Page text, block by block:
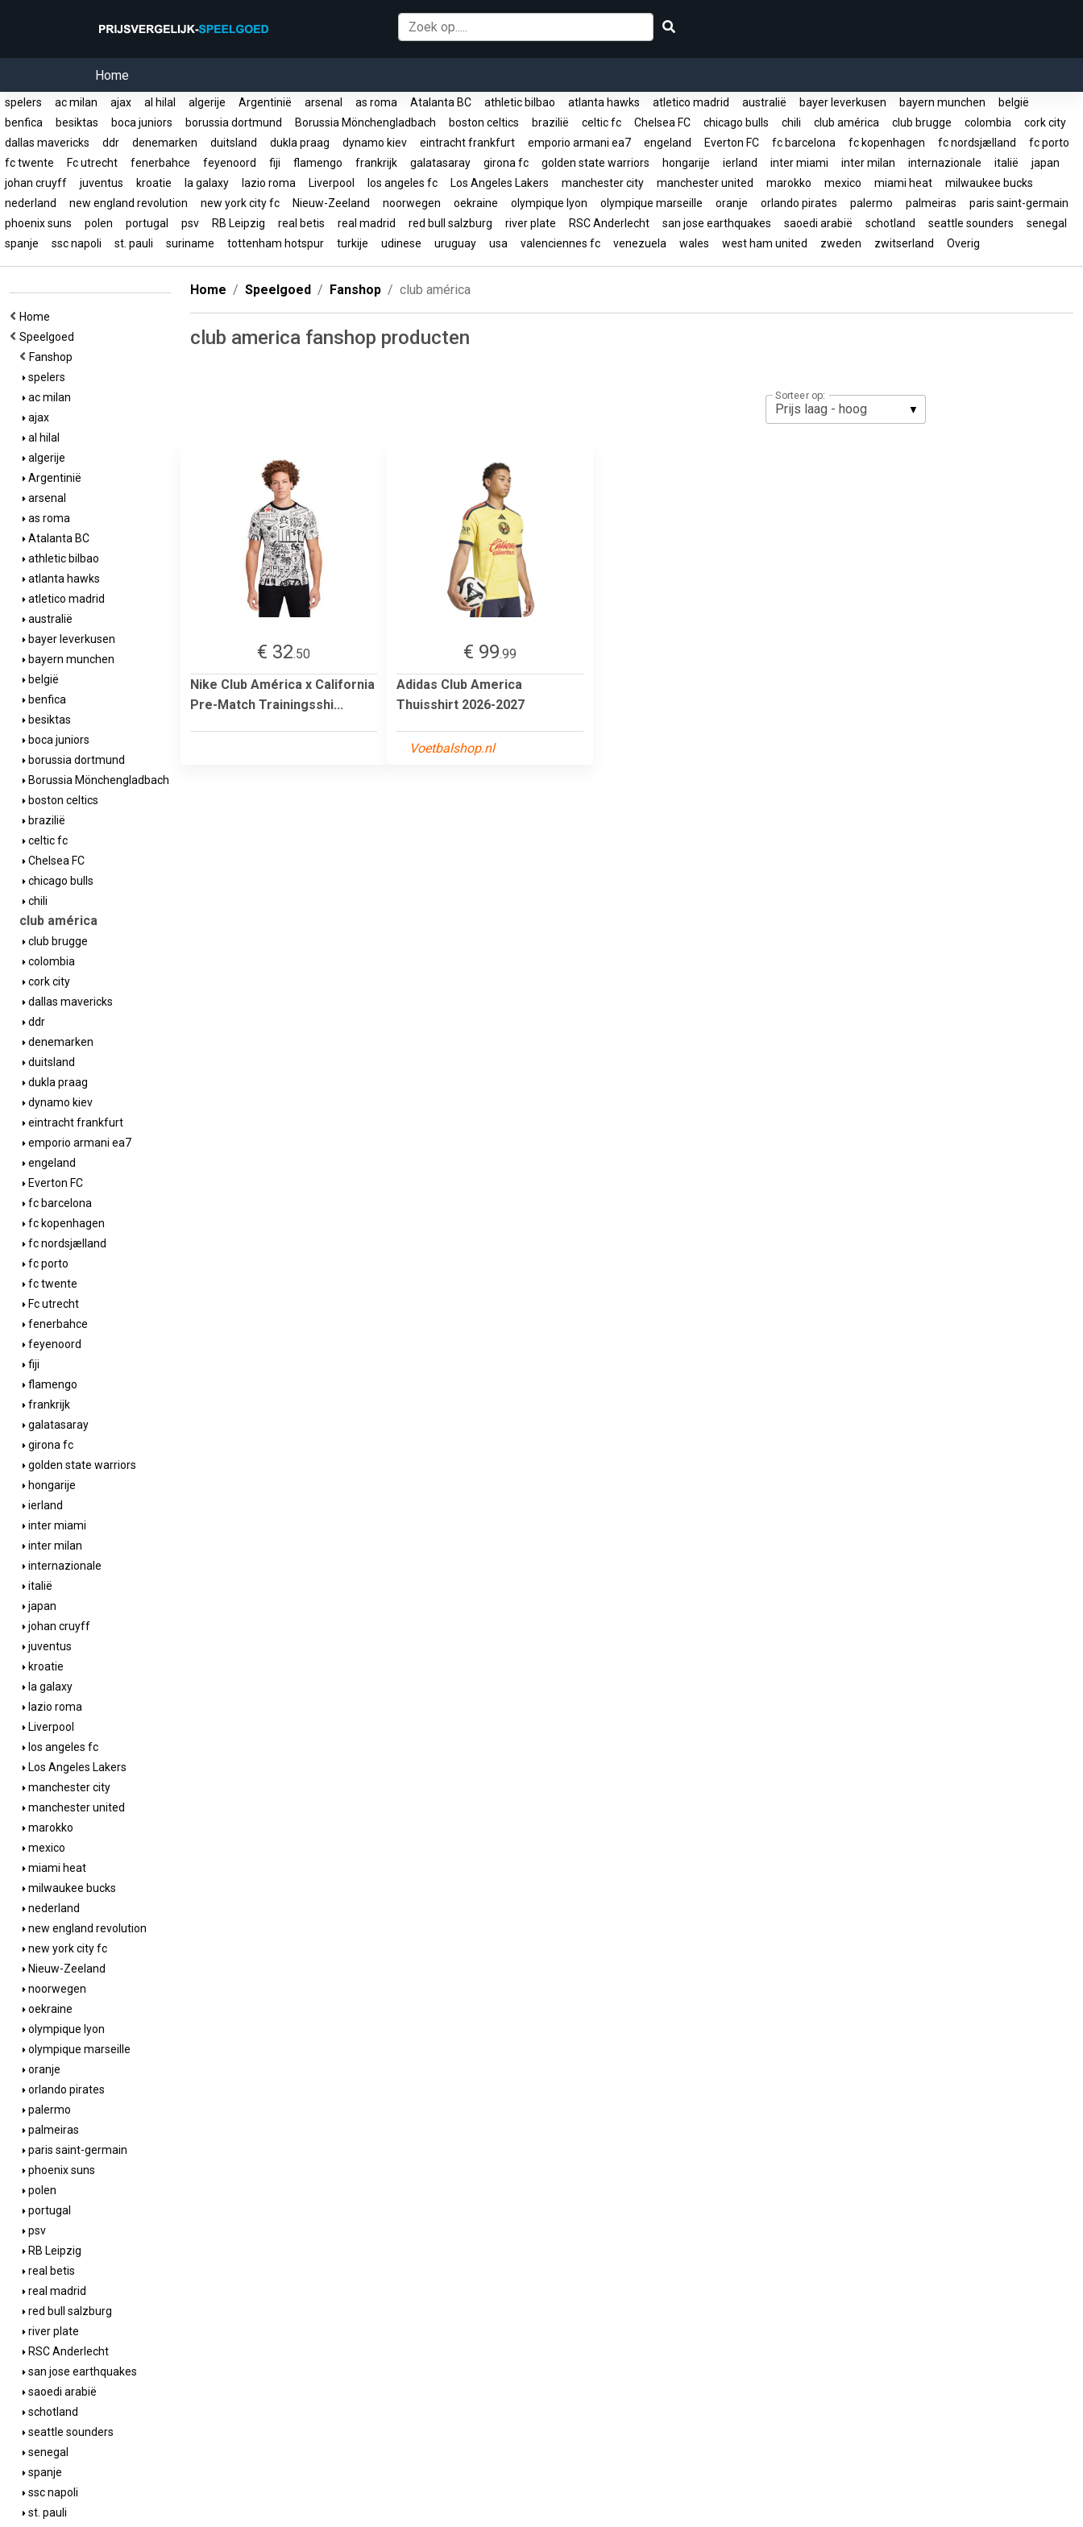
Home
spelers ac milan ajax al hilal algerije Argentinië arsenal as roma Atalanta BC athletic bilbao atlanta hawks atletico madrid australië bayer leverkusen bayern munchen
belgië
benfica
besiktas boca juniors borussia dortmund Borussia Mönchengladbach boston celtics brazilië celtic fc Chelsea FC chicago bulls chili club américa club brugge colombia
cork city
dallas mavericks
ddr denemarken duitsland dukla praag dynamo kiev eintracht frankfurt emporio armani ea7 engeland Everton FC fc barcelona fc kopenhagen fc nordsjælland
fc porto
fc twente
Fc utrecht fenerbahce feyenoord fiji flamengo frankrijk galatasaray girona fc golden state warriors hongarije ierland inter miami inter milan internazionale italië
japan
johan cruyff
juventus kroatie la galaxy lazio roma Liverpool los angeles fc Los Angeles Lakers manchester city manchester united marokko mexico miami heat
milwaukee bucks
nederland
new england revolution new york city fc Nieuw-Zeeland noorwegen oekraine olympique lyon olympique marseille oranje orlando pirates palermo palmeiras
paris saint-germain
phoenix suns
polen portugal psv RB Leipzig real betis real madrid red bull salzburg river plate RSC Anderlecht san jose earthquakes saoedi arabië schotland seattle sounders
senegal
spanje
ssc napoli st. pauli suriname tottenham hotspur turkije udinese uruguay usa valenciennes fc venezuela wales west ham united zweden zwitserland Overig
Home
Speelgoed
Fanshop
spelers
ac milan
ajax
al hilal
algerije
Argentinië
arsenal
as roma
Atalanta BC
athletic bilbao
atlanta hawks
atletico madrid
australië
bayer leverkusen
bayern munchen
belgië
benfica
besiktas
boca juniors
borussia dortmund
Borussia Mönchengladbach
boston celtics
brazilië
celtic fc
Chelsea FC
chicago bulls
chili
club américa
club brugge
colombia
cork city
dallas mavericks
ddr
denemarken
duitsland
dukla praag
dynamo kiev
eintracht frankfurt
emporio armani ea7
engeland
Everton FC
fc barcelona
fc kopenhagen
fc nordsjælland
fc porto
fc twente
Fc utrecht
fenerbahce
feyenoord
fiji
flamengo
frankrijk
galatasaray
girona fc
golden state warriors
hongarije
ierland
inter miami
inter milan
internazionale
italië
japan
johan cruyff
juventus
kroatie
la galaxy
lazio roma
Liverpool
los angeles fc
Los Angeles Lakers
manchester city
manchester united
marokko
mexico
miami heat
milwaukee bucks
nederland
new england revolution
new york city fc
Nieuw-Zeeland
noorwegen
oekraine
olympique lyon
olympique marseille
oranje
orlando pirates
palermo
palmeiras
paris saint-germain
phoenix suns
polen
portugal
psv
RB Leipzig
real betis
real madrid
red bull salzburg
river plate
RSC Anderlecht
san jose earthquakes
saoedi arabië
schotland
seattle sounders
senegal
spanje
ssc napoli
st. pauli
Home Speelgoed Fanshop club américa
club america fanshop producten
Sorteer op:
€ 32.50
Nike Club América x California
Pre-Match Trainingsshi...
€ 99.99
Adidas Club America
Thuisshirt 2026-2027
Voetbalshop.nl